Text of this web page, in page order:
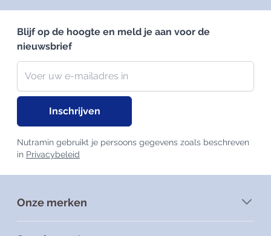
Blijf op de hoogte en meld je aan voor de
nieuwsbrief
Nieuwsbrief
E-mailadres
Inschrijven
Nutramin gebruikt je persoons gegevens zoals beschreven
in Privacybeleid
Onze merken